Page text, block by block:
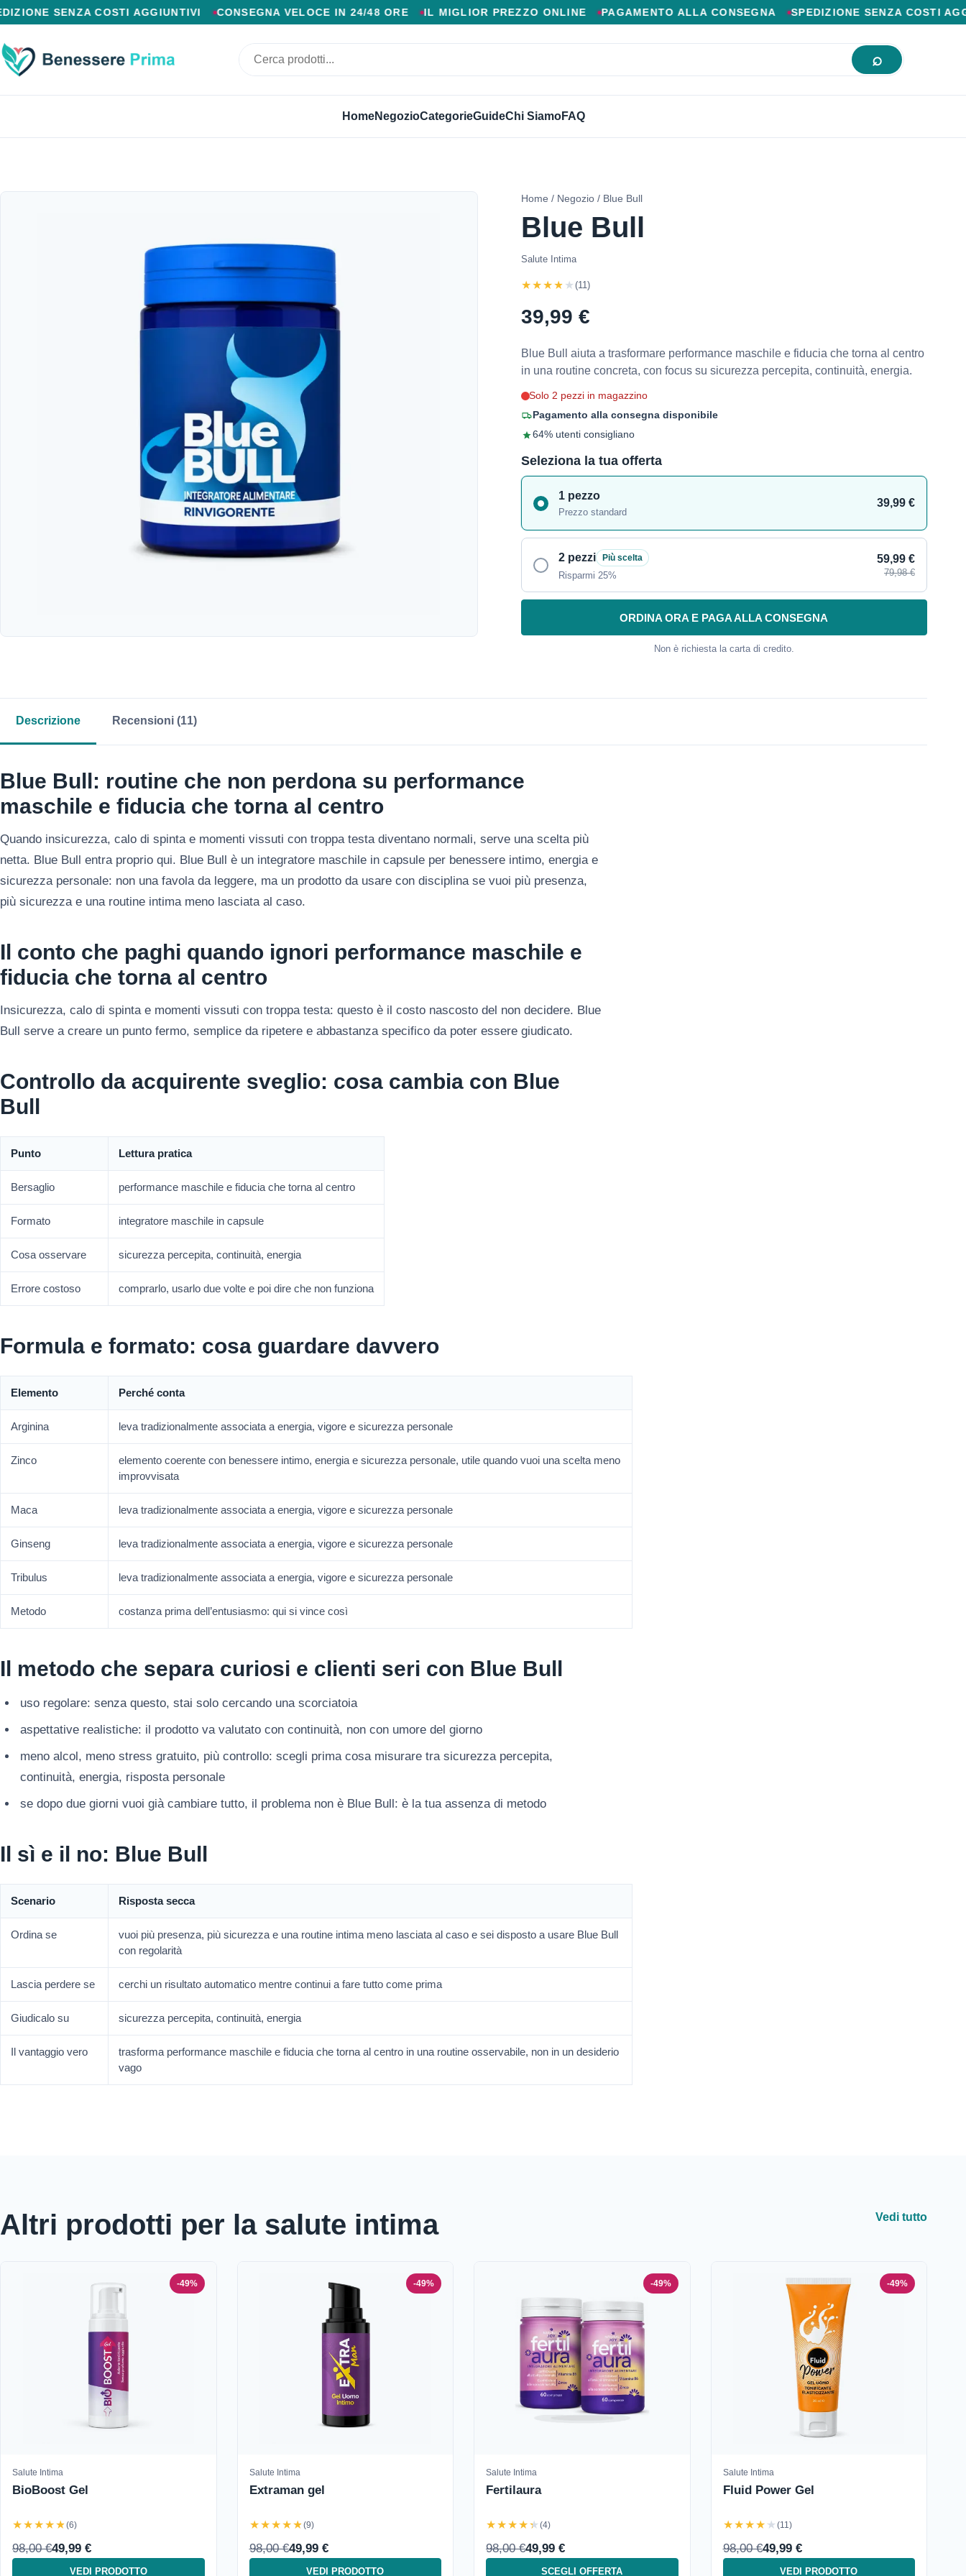
PAGAMENTO ALLA CONSEGNA, SPEDIZIONE SENZA COSTI AGGIUNTIVI, CONSEGNA VELOCE IN 24/48 ORE, MIGLIOR PREZZO ONLINE.
SENZA COSTI AGGIUNTIVI CONSEGNA VELOCE IN 24/48 ORE IL MIGLIOR PREZZO ONLINE PAGAMENTO ALLA CONSEGNA SPEDIZIONE SENZA COSTI AGGIUNTIVI
HomeNegozioCategorieGuideChi SiamoFAQ
Home / Negozio/ Blue Bull
Blue Bull
Salute Intima
★★★★★ (11)
39,99 €
Blue Bull aiuta a trasformare performance maschile e fiducia che torna al centro
in una routine concreta, con focus su sicurezza percepita, continuità, energia.
Solo 2 pezzi in magazzino
Pagamento alla consegna disponibile
64% utenti consigliano
Seleziona la tua offerta
1 pezzo
Prezzo standard
39,99 €
2 pezzi Più scelta
Risparmi 25%
59,99 €
79,98 €
ORDINA ORA E PAGA ALLA CONSEGNA
Non è richiesta la carta di credito.
Descrizione Recensioni (11)
Blue Bull: routine che non perdona su performance
maschile e fiducia che torna al centro
Quando insicurezza, calo di spinta e momenti vissuti con troppa testa diventano normali, serve una scelta più
netta. Blue Bull entra proprio qui. Blue Bull è un integratore maschile in capsule per benessere intimo, energia e
sicurezza personale: non una favola da leggere, ma un prodotto da usare con disciplina se vuoi più presenza,
più sicurezza e una routine intima meno lasciata al caso.
Il conto che paghi quando ignori performance maschile e
fiducia che torna al centro
Insicurezza, calo di spinta e momenti vissuti con troppa testa: questo è il costo nascosto del non decidere. Blue
Bull serve a creare un punto fermo, semplice da ripetere e abbastanza specifico da poter essere giudicato.
Controllo da acquirente sveglio: cosa cambia con Blue
Bull
Punto Lettura pratica
Bersaglio performance maschile e fiducia che torna al centro
Formato integratore maschile in capsule
Cosa osservare sicurezza percepita, continuità, energia
Errore costoso comprarlo, usarlo due volte e poi dire che non funziona
Formula e formato: cosa guardare davvero
Elemento Perché conta
Arginina leva tradizionalmente associata a energia, vigore e sicurezza personale
Zinco
elemento coerente con benessere intimo, energia e sicurezza personale, utile quando vuoi una scelta meno
improvvisata
Maca leva tradizionalmente associata a energia, vigore e sicurezza personale
Ginseng leva tradizionalmente associata a energia, vigore e sicurezza personale
Tribulus leva tradizionalmente associata a energia, vigore e sicurezza personale
Metodo costanza prima dell’entusiasmo: qui si vince così
Il metodo che separa curiosi e clienti seri con Blue Bull
uso regolare: senza questo, stai solo cercando una scorciatoia
aspettative realistiche: il prodotto va valutato con continuità, non con umore del giorno
meno alcol, meno stress gratuito, più controllo: scegli prima cosa misurare tra sicurezza percepita,
continuità, energia, risposta personale
se dopo due giorni vuoi già cambiare tutto, il problema non è Blue Bull: è la tua assenza di metodo
Il sì e il no: Blue Bull
Scenario Risposta secca
Ordina se
vuoi più presenza, più sicurezza e una routine intima meno lasciata al caso e sei disposto a usare Blue Bull
con regolarità
Lascia perdere se cerchi un risultato automatico mentre continui a fare tutto come prima
Giudicalo su sicurezza percepita, continuità, energia
Il vantaggio vero
trasforma performance maschile e fiducia che torna al centro in una routine osservabile, non in un desiderio
vago
Altri prodotti per la salute intima Vedi tutto
-49%
Salute Intima
BioBoost Gel
★★★★★ (6)
98,00 €49,99 €
VEDI PRODOTTO
-49%
Salute Intima
Extraman gel
★★★★★ (9)
98,00 €49,99 €
VEDI PRODOTTO
-49%
Salute Intima
Fertilaura
★★★★★ (4)
98,00 €49,99 €
SCEGLI OFFERTA
-49%
Salute Intima
Fluid Power Gel
★★★★★ (11)
98,00 €49,99 €
VEDI PRODOTTO